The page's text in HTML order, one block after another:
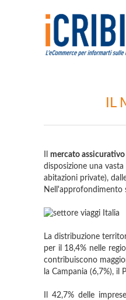
IL
mercato
disposizione una
abitazioni private),
Nell'approfondimento
La distribuzione
per il 18,4% nelle
contribuiscono
la Campania (6,7%), il
Il 42,7% delle